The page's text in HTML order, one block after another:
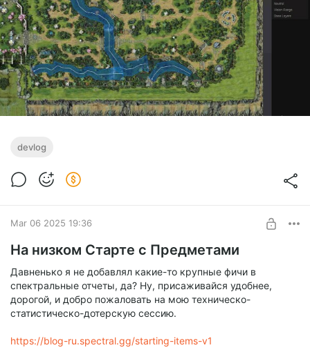
devlog
Mar 06 2025 19:36
На низком Старте с Предметами
Давненько я не добавлял какие-то крупные фичи в
спектральные отчеты, да? Ну, присаживайся удобнее,
дорогой, и добро пожаловать на мою техническо-
статистическо-дотерскую сессию.
https://blog-ru.spectral.gg/starting-items-v1